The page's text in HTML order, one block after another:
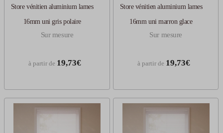
Store vénitien aluminium lames
16mm uni gris polaire
Sur mesure
à partir de 19,73€
Store vénitien aluminium lames
16mm uni marron glace
Sur mesure
à partir de 19,73€